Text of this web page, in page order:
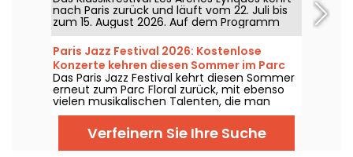
nach Paris zurück und läuft vom 22. Juli bis
zum 15. August 2026. Auf dem Programm
stehen nicht weniger als 16 Konzerte in den
Arenen von Montmartre, eine idyllische
Kulisse, um die großen Klassiker zu genießen.
Paris Jazz Festival 2026: Kostenlose
Konzerte kehren diesen Sommer im Parc
Floral zurück – Das Programm
Das Paris Jazz Festival kehrt diesen Sommer
erneut zum Parc Floral zurück, mit ebenso
vielen musikalischen Talenten, die man
sehen und hören kann – in einer idyllischen
Umgebung. Hier finden Sie das Programm
der kostenlosen Konzerte, das vom 24. Juni
bis zum 6. September 2026 zu entdecken
Verfeinern Sie Ihre Suche